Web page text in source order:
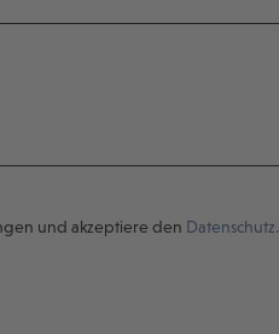
und akzeptiere den Datenschutz.